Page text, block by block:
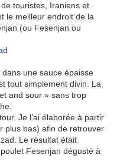
touristes, Iraniens et
le meilleur endroit de la
(ou Fesenjan ou
une sauce épaisse
tout simplement divin. La
and sour » sans trop
Je l’ai élaborée à partir
plus bas) afin de retrouver
Le résultat était
Fesenjan dégusté à